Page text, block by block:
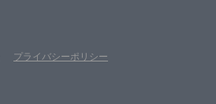
プライバシーポリシー